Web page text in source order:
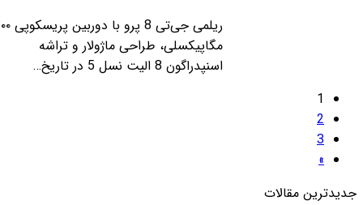
ریلمی جی‌تی 8 پرو با دوربین پریسکوپی ۲۰۰
مگاپیکسلی، طراحی ماژولار و تراشه
اسنپدراگون 8 الیت نسل 5 در تاریخ…
1
2
3
»
مقالات